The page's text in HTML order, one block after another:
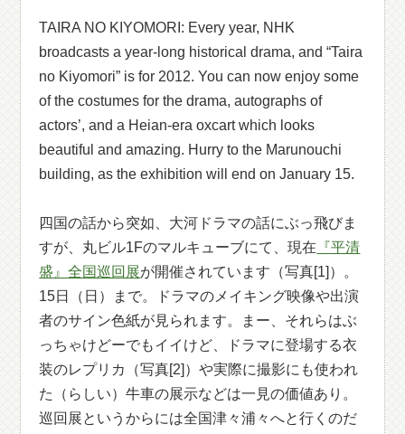
TAIRA NO KIYOMORI: Every year, NHK
broadcasts a year-long historical drama, and “Taira
no Kiyomori” is for 2012. You can now enjoy some
of the costumes for the drama, autographs of
actors’, and a Heian-era oxcart which looks
beautiful and amazing. Hurry to the Marunouchi
building, as the exhibition will end on January 15.
四国の話から突如、大河ドラマの話にぶっ飛びま
すが、丸ビル1Fのマルキューブにて、現在 『平清
盛』全国巡回展が開催されています（写真[1]）。
15日（日）まで。ドラマのメイキング映像や出演
者のサイン色紙が見られます。まー、それらはぶ
っちゃけどーでもイイけど、ドラマに登場する衣
装のレプリカ（写真[2]）や実際に撮影にも使われ
た（らしい）牛車の展示などは一見の価値あり。
巡回展というからには全国津々浦々へと行くのだ